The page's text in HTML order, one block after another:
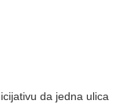
da jedna ulica